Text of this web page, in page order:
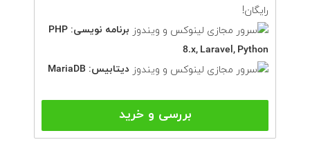
رایگان!
برنامه نویسی: PHP
8.x, Laravel, Python
دیتابیس: MariaDB
بررسی و خرید